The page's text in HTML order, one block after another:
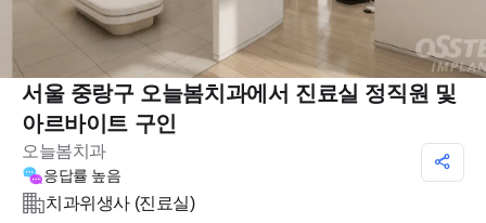
서울 중랑구 오늘봄치과에서 진료실 정직원 및
아르바이트 구인
오늘봄치과
응답률 높음
치과위생사 (진료실)